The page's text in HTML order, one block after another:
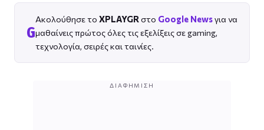
G
Ακολούθησε το XPLAYGR στο Google Newsγια να
μαθαίνεις πρώτος όλες τις εξελίξεις σε gaming,
τεχνολογία, σειρές και ταινίες.
ΔΙΑΦΉΜΙΣΗ